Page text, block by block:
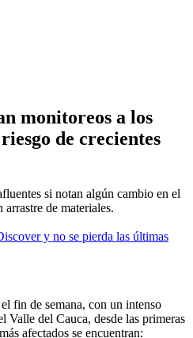
monitoreos a los
de crecientes
si notan algún cambio en el
de materiales.
y no se pierda las últimas
fin de semana, con un intenso
Valle del Cauca, desde las primeras
afectados se encuentran: